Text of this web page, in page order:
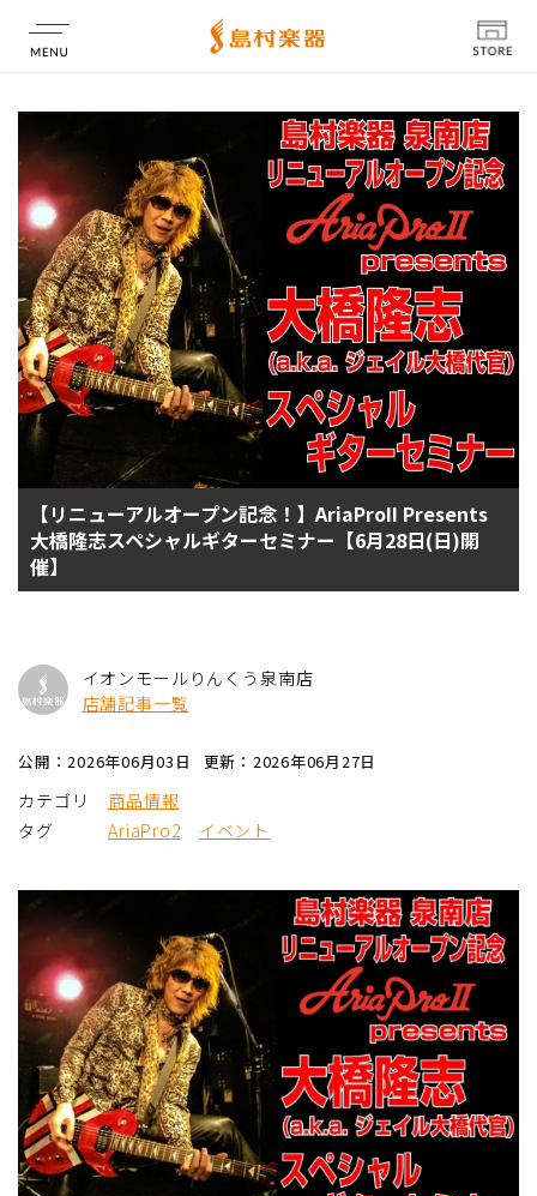
店舗情報
【リニューアルオープン記念！】AriaProII Presents
大橋隆志スペシャルギターセミナー【6月28日(日)開
催】
イオンモールりんくう泉南店
店舗記事一覧
公開：2026年06月03日 更新：2026年06月27日
カテゴリ
商品情報
タグ
AriaPro2 イベント